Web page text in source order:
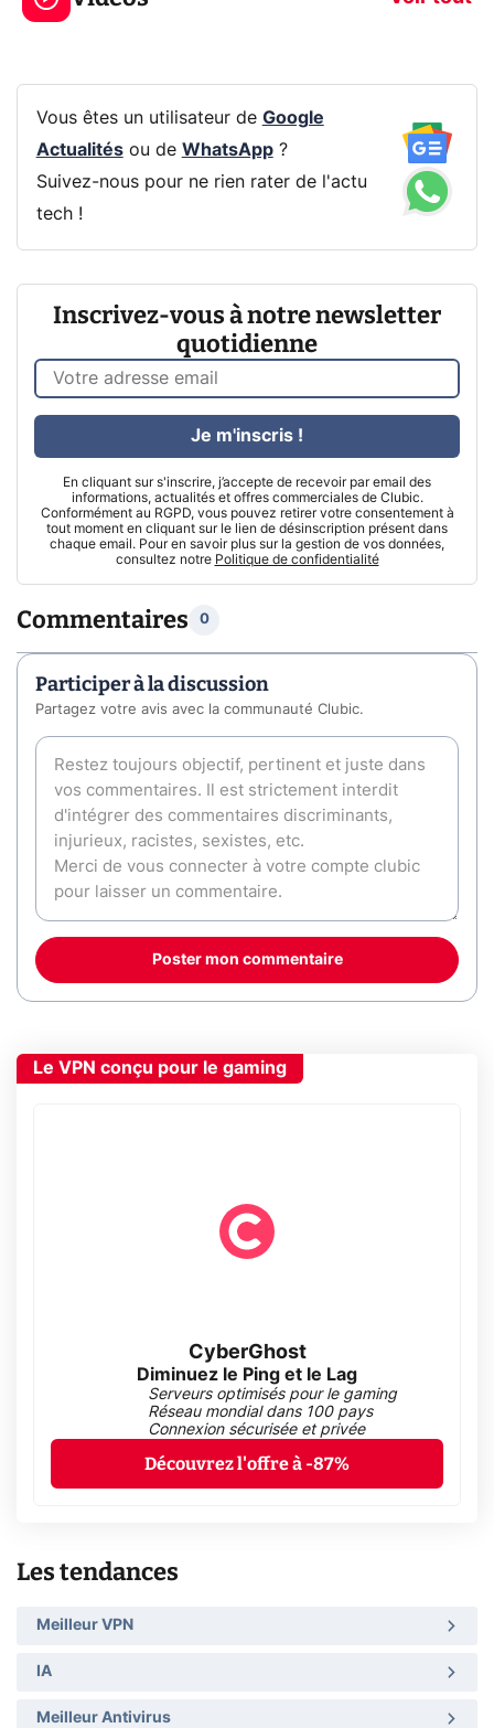
Vous êtes un utilisateur de Google
Actualitésou de WhatsApp?
Suivez-nous pour ne rien rater de l'actu
tech !
Inscrivez-vous à notre newsletter
quotidienne
En cliquant sur s'inscrire, j’accepte de recevoir par email des
informations, actualités et offres commerciales de Clubic.
Conformément au RGPD, vous pouvez retirer votre consentement à
tout moment en cliquant sur le lien de désinscription présent dans
chaque email. Pour en savoir plus sur la gestion de vos données,
consultez notre Politique de confidentialité
Je m'inscris !
Commentaires 0
Participer à la discussion
Partagez votre avis avec la communauté Clubic.
Poster mon commentaire
Le VPN conçu pour le gaming
CyberGhost
Diminuez le Ping et le Lag
Serveurs optimisés pour le gaming
Réseau mondial dans 100 pays
Connexion sécurisée et privée
Découvrez l'offre à -87%
Les tendances
Meilleur VPN
IA
Meilleur Antivirus